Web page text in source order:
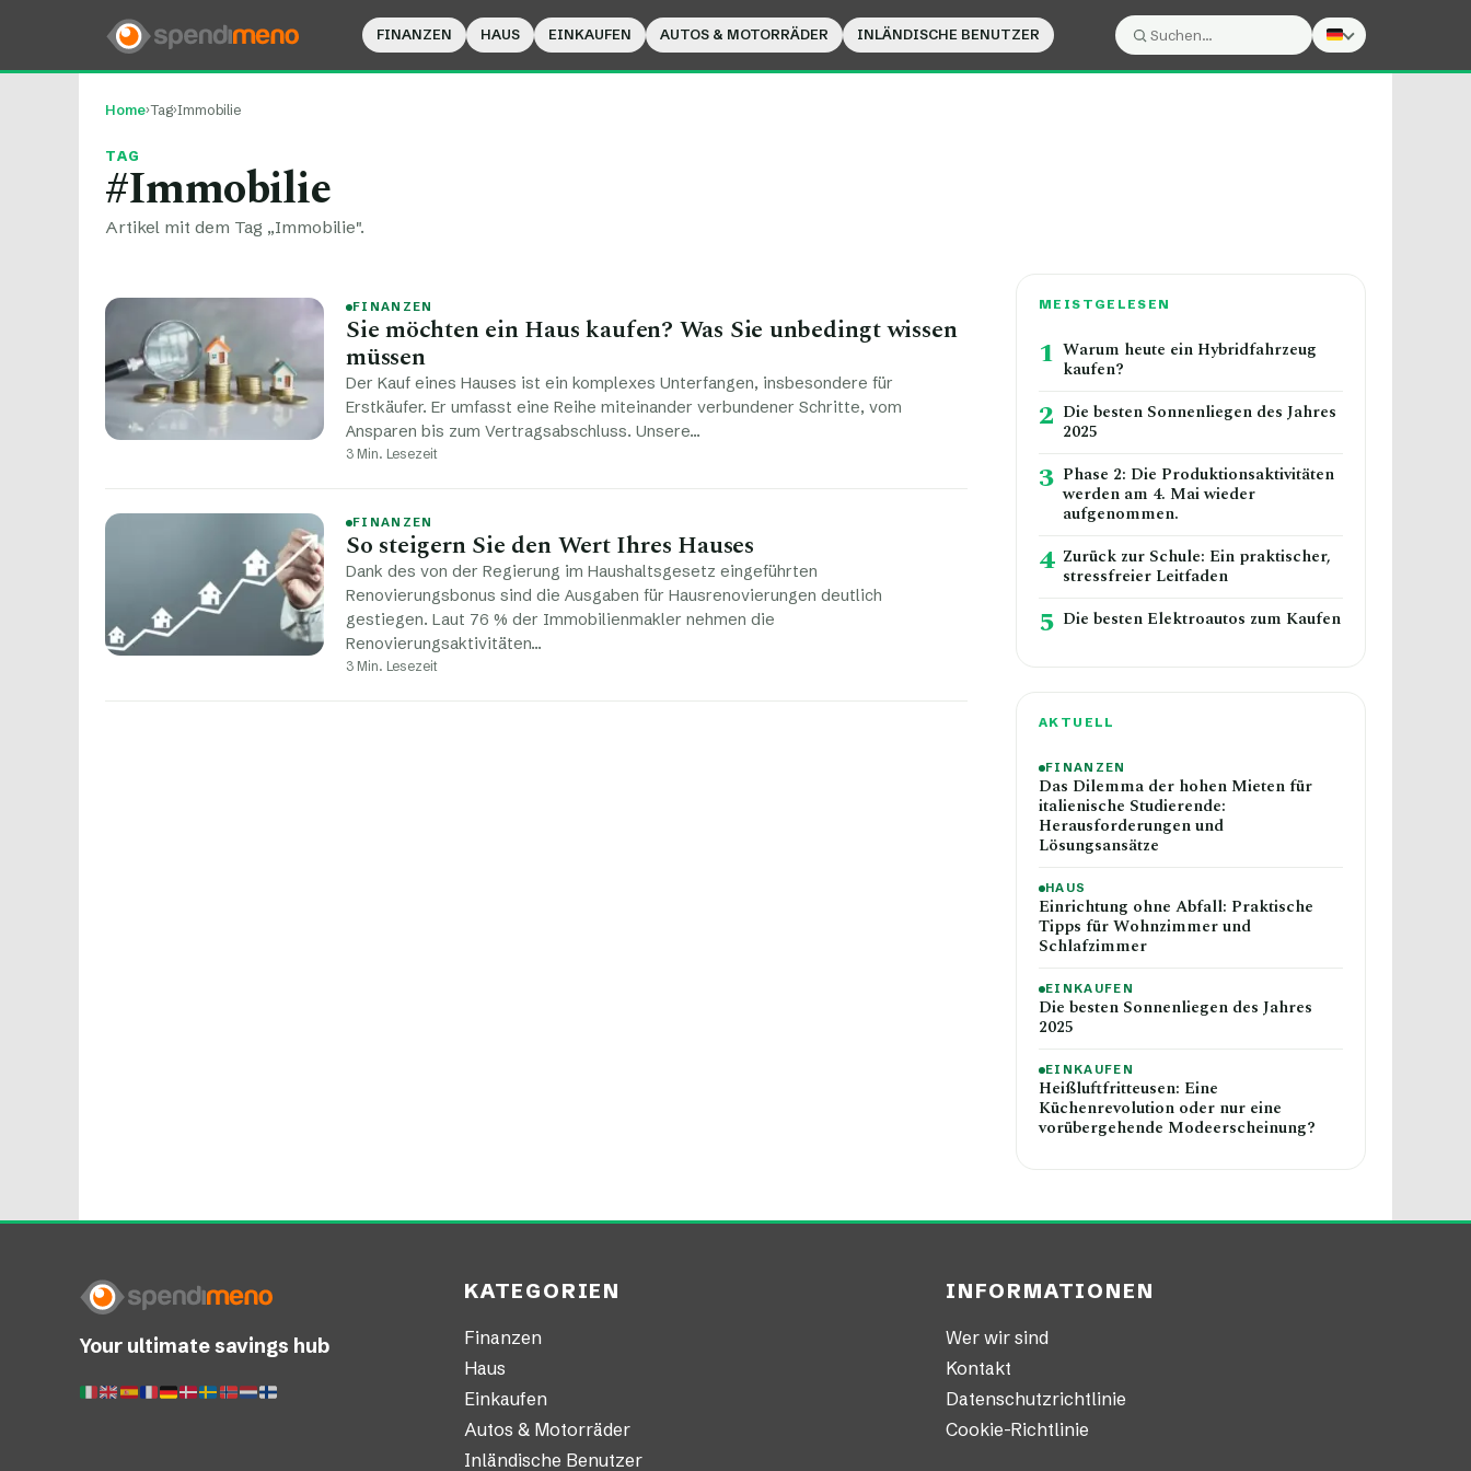
FINANZEN HAUS EINKAUFEN AUTOS & MOTORRÄDER INLÄNDISCHE BENUTZER
Suche:
Suchen
Home›Tag›Immobilie
TAG
#Immobilie
Artikel mit dem Tag „Immobilie".
FINANZEN
Sie möchten ein Haus kaufen? Was Sie unbedingt wissen
müssen
Der Kauf eines Hauses ist ein komplexes Unterfangen, insbesondere für
Erstkäufer. Er umfasst eine Reihe miteinander verbundener Schritte, vom
Ansparen bis zum Vertragsabschluss. Unsere…
3 Min. Lesezeit
FINANZEN
So steigern Sie den Wert Ihres Hauses
Dank des von der Regierung im Haushaltsgesetz eingeführten
Renovierungsbonus sind die Ausgaben für Hausrenovierungen deutlich
gestiegen. Laut 76 % der Immobilienmakler nehmen die
Renovierungsaktivitäten…
3 Min. Lesezeit
MEISTGELESEN
1 Warum heute ein Hybridfahrzeug
kaufen?
2 Die besten Sonnenliegen des Jahres
2025
3 Phase 2: Die Produktionsaktivitäten
werden am 4. Mai wieder
aufgenommen.
4 Zurück zur Schule: Ein praktischer,
stressfreier Leitfaden
5 Die besten Elektroautos zum Kaufen
AKTUELL
FINANZEN
Das Dilemma der hohen Mieten für
italienische Studierende:
Herausforderungen und
Lösungsansätze
HAUS
Einrichtung ohne Abfall: Praktische
Tipps für Wohnzimmer und
Schlafzimmer
EINKAUFEN
Die besten Sonnenliegen des Jahres
2025
EINKAUFEN
Heißluftfritteusen: Eine
Küchenrevolution oder nur eine
vorübergehende Modeerscheinung?
Your ultimate savings hub
KATEGORIEN
Finanzen
Haus
Einkaufen
Autos & Motorräder
Inländische Benutzer
INFORMATIONEN
Wer wir sind
Kontakt
Datenschutzrichtlinie
Cookie-Richtlinie